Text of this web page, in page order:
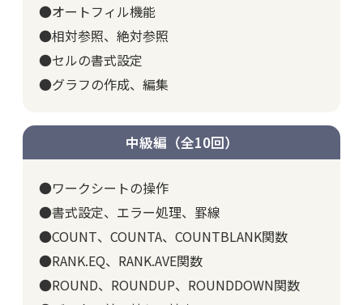
●オートフィル機能
●相対参照、絶対参照
●セルの書式設定
●グラフの作成、編集
中級編（全10回）
●ワークシートの操作
●書式設定、エラー処理、罫線
●COUNT、COUNTA、COUNTBLANK関数
●RANK.EQ、RANK.AVE関数
●ROUND、ROUNDUP、ROUNDDOWN関数